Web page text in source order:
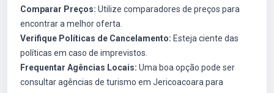
Comparar Preços: Utilize comparadores de preços para
encontrar a melhor oferta.
Verifique Políticas de Cancelamento: Esteja ciente das
políticas em caso de imprevistos.
Frequentar Agências Locais: Uma boa opção pode ser
consultar agências de turismo em Jericoacoara para